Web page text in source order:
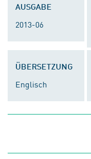
AUSGABE
2013-06
ÜBERSETZUNG
Englisch